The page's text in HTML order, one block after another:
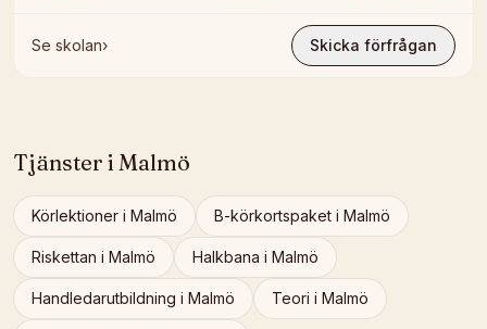
Se skolan› Skicka förfrågan
Tjänster i Malmö
Körlektioner i Malmö B-körkortspaket i Malmö
Riskettan i Malmö Halkbana i Malmö
Handledarutbildning i Malmö Teori i Malmö